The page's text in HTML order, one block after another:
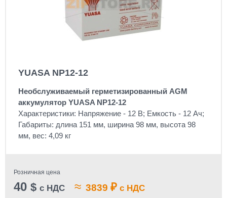
YUASA NP12-12
Необслуживаемый герметизированный AGM
аккумулятор YUASA NP12-12
Характеристики: Напряжение - 12 В; Емкость - 12 Ач;
Габариты: длина 151 мм, ширина 98 мм, высота 98
мм, вес: 4,09 кг
Розничная цена
40 $ с НДС ≈ 3839 ₽ с НДС